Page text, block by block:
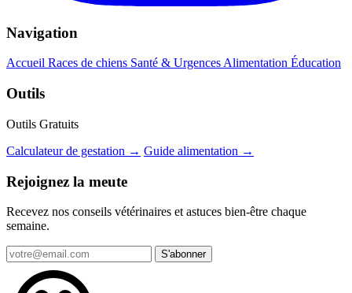
Navigation
Accueil Races de chiens Santé & Urgences Alimentation Éducation
Outils
Outils Gratuits
Calculateur de gestation → Guide alimentation →
Rejoignez la meute
Recevez nos conseils vétérinaires et astuces bien-être chaque
semaine.
S'abonner